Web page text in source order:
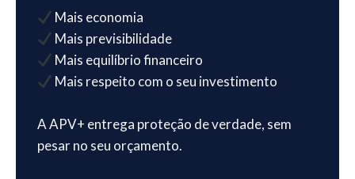
Mais economia
Mais previsibilidade
Mais equilíbrio financeiro
Mais respeito com o seu investimento
A APV+ entrega proteção de verdade, sem
pesar no seu orçamento.